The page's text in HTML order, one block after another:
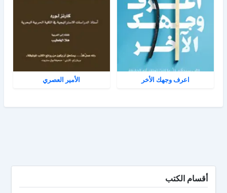
اعرف وجهك الأخر الأمير العصري
أقسام الكتب